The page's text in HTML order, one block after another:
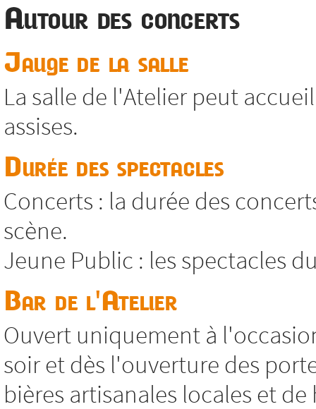
Autour des concerts
Jauge de la salle
La salle de l'Atelier peut
assises.
Durée des spectacles
Concerts : la durée des
scène.
Jeune Public : les spectacles
Bar de l'Atelier
Ouvert uniquement à
soir et dès l'ouverture des
bières artisanales locales et de